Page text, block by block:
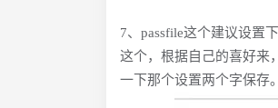
7、passfile这个建议设置
这个，根据自己的喜好来
一下那个设置两个字保存